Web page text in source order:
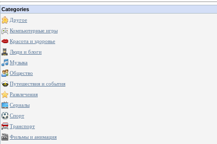
Categories
Другое
Компьютерные игры
Красота и здоровье
Люди и блоги
Музыка
Общество
Путешествия и события
Развлечения
Сериалы
Спорт
Транспорт
Фильмы и анимация